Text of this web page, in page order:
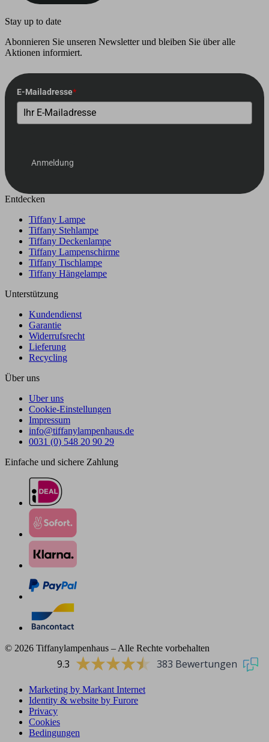
Stay up to date
Abonnieren Sie unseren Newsletter und bleiben Sie über alle
Aktionen informiert.
E-Mailadresse*
Anmeldung
Entdecken
Tiffany Lampe
Tiffany Stehlampe
Tiffany Deckenlampe
Tiffany Lampenschirme
Tiffany Tischlampe
Tiffany Hängelampe
Unterstützung
Kundendienst
Garantie
Widerrufsrecht
Lieferung
Recycling
Über uns
Uber uns
Cookie-Einstellungen
Impressum
info@tiffanylampenhaus.de
0031 (0) 548 20 90 29
Einfache und sichere Zahlung
© 2026 Tiffanylampenhaus – Alle Rechte vorbehalten
9.3 383 Bewertungen
Marketing by Markant Internet
Identity & website by Furore
Privacy
Cookies
Bedingungen